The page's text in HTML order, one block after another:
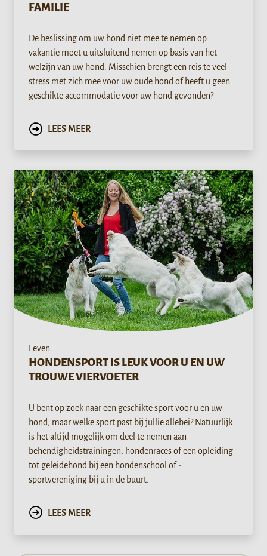
FAMILIE
De beslissing om uw hond niet mee te nemen op
vakantie moet u uitsluitend nemen op basis van het
welzijn van uw hond. Misschien brengt een reis te veel
stress met zich mee voor uw oude hond of heeft u geen
geschikte accommodatie voor uw hond gevonden?
LEES MEER
Leven
HONDENSPORT IS LEUK VOOR U EN UW
TROUWE VIERVOETER
U bent op zoek naar een geschikte sport voor u en uw
hond, maar welke sport past bij jullie allebei? Natuurlijk
is het altijd mogelijk om deel te nemen aan
behendigheidstrainingen, hondenraces of een opleiding
tot geleidehond bij een hondenschool of -
sportvereniging bij u in de buurt.
LEES MEER